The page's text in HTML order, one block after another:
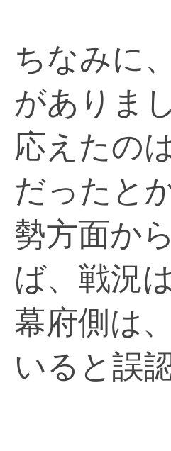
ちなみに
がありま
応えたの
だったと
勢方面か
ば、戦況
幕府側は
いると誤